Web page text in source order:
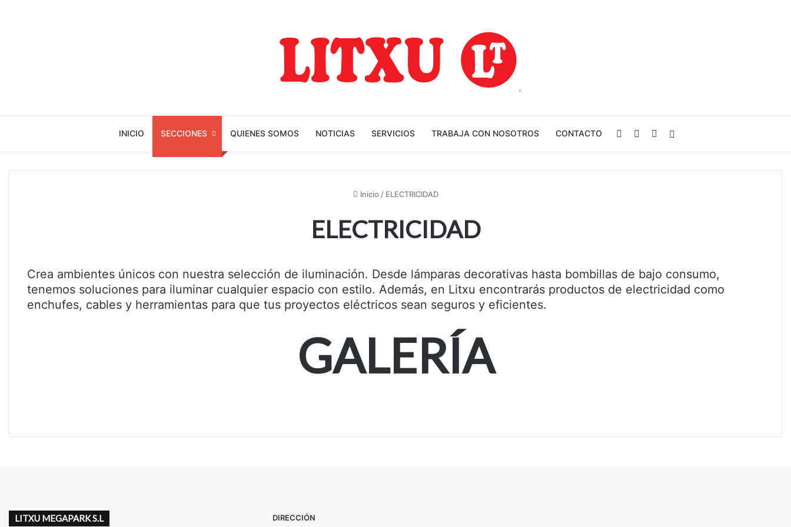
INICIO SECCIONES QUIENES SOMOS NOTICIAS SERVICIOS TRABAJA CON NOSOTROS CONTACTO FacebookLinkedInInstagram
Inicio / ELECTRICIDAD
ELECTRICIDAD
Crea ambientes únicos con nuestra selección de iluminación. Desde lámparas decorativas hasta bombillas de bajo consumo,
tenemos soluciones para iluminar cualquier espacio con estilo. Además, en Litxu encontrarás productos de electricidad como
enchufes, cables y herramientas para que tus proyectos eléctricos sean seguros y eficientes.
GALERÍA
LITXU MEGAPARK S.L DIRECCIÓN